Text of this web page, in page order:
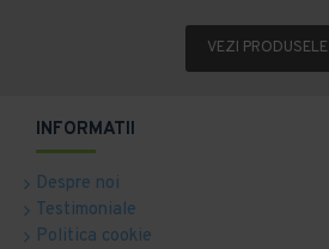
VEZI PRODUSELE
INFORMATII
Despre noi
Testimoniale
Politica cookie